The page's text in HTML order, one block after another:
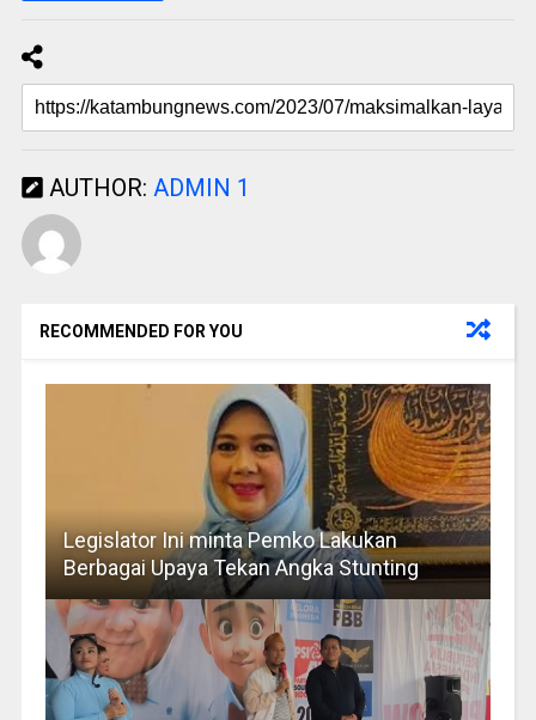
AUTHOR: ADMIN 1
RECOMMENDED FOR YOU
Legislator Ini minta Pemko Lakukan
Berbagai Upaya Tekan Angka Stunting